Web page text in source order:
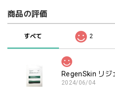
商品の評価
すべて 2
2024/06/04